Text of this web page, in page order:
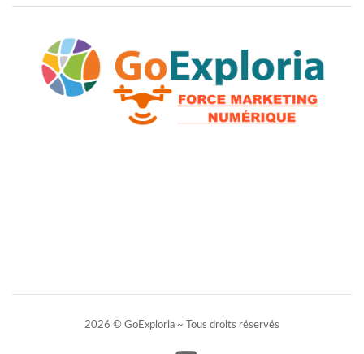
2026 © GoExploria ~ Tous droits réservés